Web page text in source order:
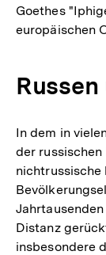
Goethes
europäischen
In dem in
der
nichtrussische
Distanz
insbesondere